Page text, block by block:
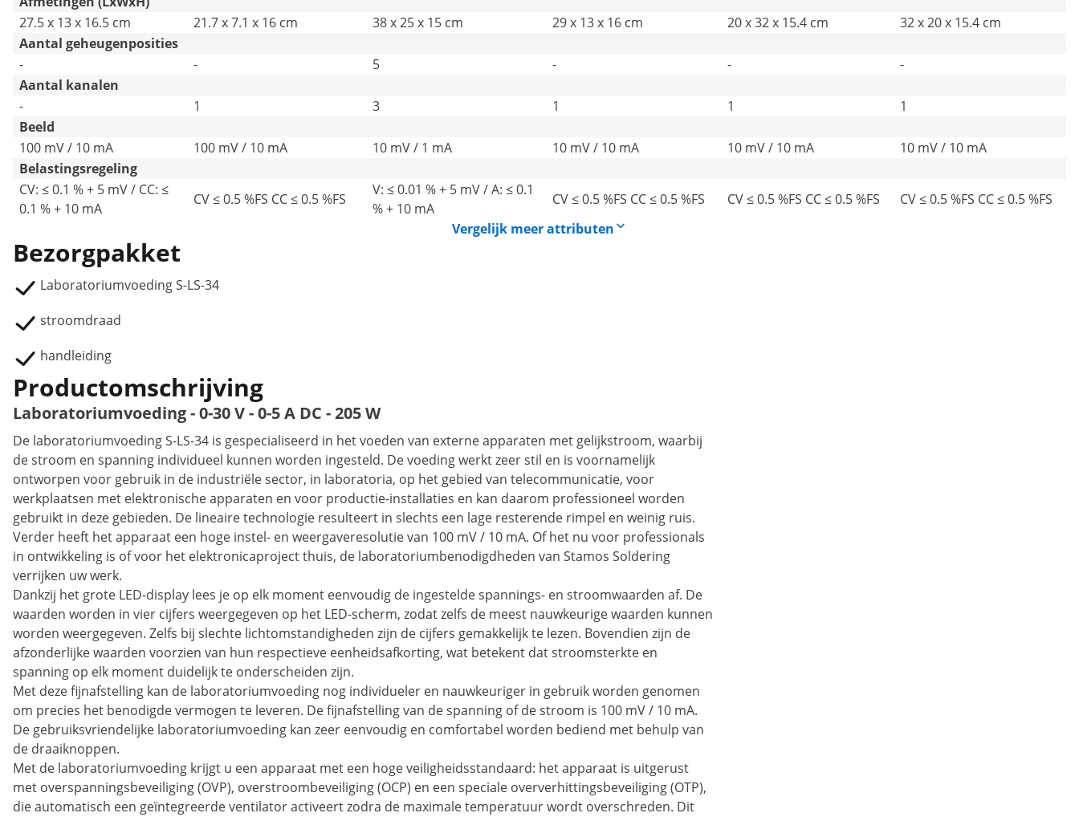
27.5 x 13 x 16.5 cm
21.7 x 7.1 x 16 cm 38 x 25 x 15 cm 29 x 13 x 16 cm 20 x 32 x 15.4 cm
32 x 20 x 15.4 cm
Aantal geheugenposities
-
- 5 - -
-
Aantal kanalen
-
1 3 1 1
1
Beeld
100 mV / 10 mA
100 mV / 10 mA 10 mV / 1 mA 10 mV / 10 mA 10 mV / 10 mA
10 mV / 10 mA
Belastingsregeling
CV: ≤ 0.1 % + 5 mV / CC: ≤
0.1 % + 10 mA
CV ≤ 0.5 %FS CC ≤ 0.5 %FS
V: ≤ 0.01 % + 5 mV / A: ≤ 0.1
% + 10 mA
CV ≤ 0.5 %FS CC ≤ 0.5 %FS CV ≤ 0.5 %FS CC ≤ 0.5 %FS
CV ≤ 0.5 %FS CC ≤ 0.5 %FS
Vergelijk meer attributen
Bezorgpakket
Laboratoriumvoeding S-LS-34
stroomdraad
handleiding
Productomschrijving
Laboratoriumvoeding - 0-30 V - 0-5 A DC - 205 W
De laboratoriumvoeding S-LS-34 is gespecialiseerd in het voeden van externe apparaten met gelijkstroom, waarbij
de stroom en spanning individueel kunnen worden ingesteld. De voeding werkt zeer stil en is voornamelijk
ontworpen voor gebruik in de industriële sector, in laboratoria, op het gebied van telecommunicatie, voor
werkplaatsen met elektronische apparaten en voor productie-installaties en kan daarom professioneel worden
gebruikt in deze gebieden. De lineaire technologie resulteert in slechts een lage resterende rimpel en weinig ruis.
Verder heeft het apparaat een hoge instel- en weergaveresolutie van 100 mV / 10 mA. Of het nu voor professionals
in ontwikkeling is of voor het elektronicaproject thuis, de laboratoriumbenodigdheden van Stamos Soldering
verrijken uw werk.
Dankzij het grote LED-display lees je op elk moment eenvoudig de ingestelde spannings- en stroomwaarden af. De
waarden worden in vier cijfers weergegeven op het LED-scherm, zodat zelfs de meest nauwkeurige waarden kunnen
worden weergegeven. Zelfs bij slechte lichtomstandigheden zijn de cijfers gemakkelijk te lezen. Bovendien zijn de
afzonderlijke waarden voorzien van hun respectieve eenheidsafkorting, wat betekent dat stroomsterkte en
spanning op elk moment duidelijk te onderscheiden zijn.
Met deze fijnafstelling kan de laboratoriumvoeding nog individueler en nauwkeuriger in gebruik worden genomen
om precies het benodigde vermogen te leveren. De fijnafstelling van de spanning of de stroom is 100 mV / 10 mA.
De gebruiksvriendelijke laboratoriumvoeding kan zeer eenvoudig en comfortabel worden bediend met behulp van
de draaiknoppen.
Met de laboratoriumvoeding krijgt u een apparaat met een hoge veiligheidsstandaard: het apparaat is uitgerust
met overspanningsbeveiliging (OVP), overstroombeveiliging (OCP) en een speciale oververhittingsbeveiliging (OTP),
die automatisch een geïntegreerde ventilator activeert zodra de maximale temperatuur wordt overschreden. Dit